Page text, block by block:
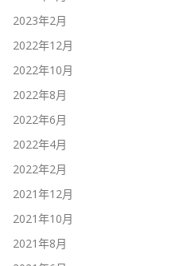
2023年2月
2022年12月
2022年10月
2022年8月
2022年6月
2022年4月
2022年2月
2021年12月
2021年10月
2021年8月